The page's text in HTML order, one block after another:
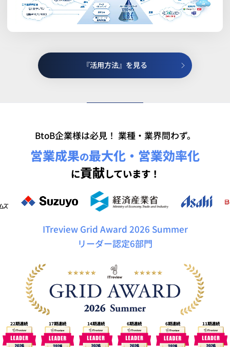
『活用方法』を見る
BtoB企業様は必見！ 業種・業界問わず。
営業成果の最大化・営業効率化
に貢献しています！
ITreview Grid Award 2026 Summer
リーダー認定6部門
22期連続 17期連続 14期連続 6期連続 6期連続 11期連続